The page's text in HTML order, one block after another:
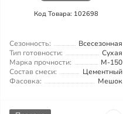
Код Товара: 102698
Сезонность:
Всесезонная
Тип готовности:
Сухая
Марка прочности:
М-150
Состав смеси:
Цементный
Фасовка:
Мешок